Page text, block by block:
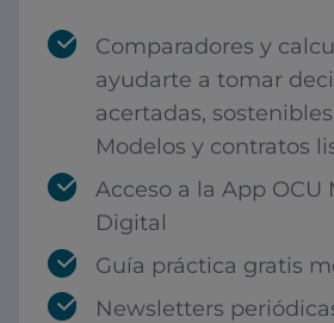
Comparadores y
ayudarte a tomar
acertadas,
Modelos y contratos
Acceso a la App OCU
Digital
Guía práctica gratis
Newsletters